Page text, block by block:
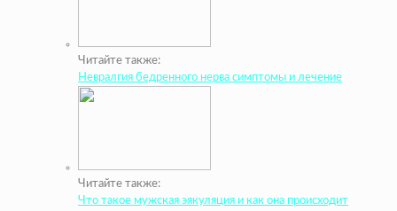
Читайте также:
Невралгия бедренного нерва симптомы и лечение
Читайте также:
Что такое мужская эякуляция и как она происходит